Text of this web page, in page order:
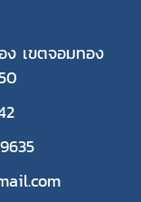
ง เขตจอมทอง